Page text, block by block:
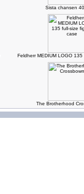
Sista chansen
Feldherr MEDIUM LOGO
The Brotherhood